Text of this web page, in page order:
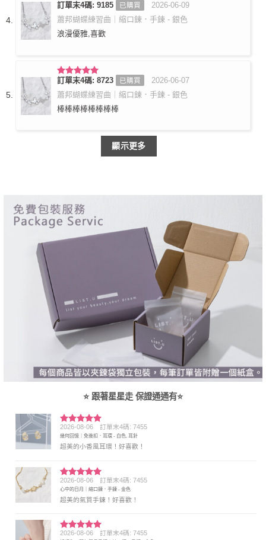
評分5滿
分 5
訂單末4碼: 9185 已購買
2026-06-09
蕭邦蝴蝶練習曲｜縮口鍊．手鍊 - 銀色
浪漫優雅,喜歡
評分5滿
分 5
訂單末4碼: 8723 已購買
2026-06-07
蕭邦蝴蝶練習曲｜縮口鍊．手鍊 - 銀色
棒棒棒棒棒棒棒棒
顯示更多
⭐ 跟著星星走 保證通通有⭐
評分5 滿
分 5
2026-08-06 訂單末4碼: 7455
幾何回憶｜免後扣．耳環 - 白色, 耳針
超美的小香風耳環！好喜歡！
評分5 滿
分 5
2026-08-06 訂單末4碼: 7455
心中的日月｜縮口鍊．手鍊 - 金色
超美的氣質手鍊！好喜歡！
評分5滿
2026-08-06 訂單末4碼: 7455